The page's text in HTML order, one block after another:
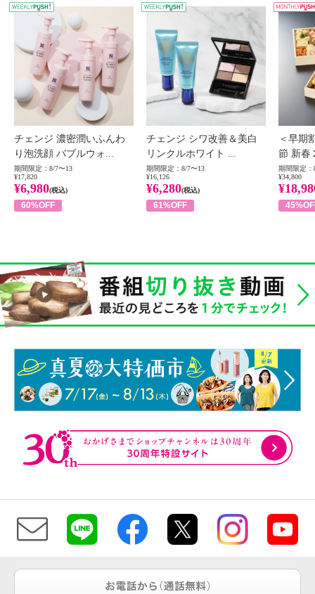
WEEKLY PUSH
チェンジ 濃密潤いふんわ
り泡洗顔 バブルウォ...
期間限定：8/7〜13
¥17,820
¥6,980(税込)
60%OFF
チェンジ シワ改善＆美白
リンクルホワイト ...
期間限定：8/7〜13
¥16,126
¥6,280(税込)
61%OFF
＜早期
節 新春
期間限定：
¥34,800